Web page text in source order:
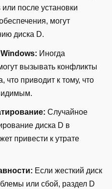
после установки
могут
диска D.
Иногда
вызывать конфликты
что приводит к тому, что
Случайное
диска D в
привести к утрате
Если жесткий диск
или сбой, раздел D